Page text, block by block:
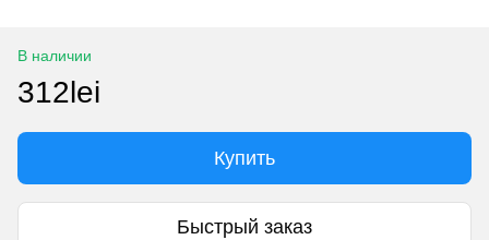
В наличии
312lei
Купить
Быстрый заказ